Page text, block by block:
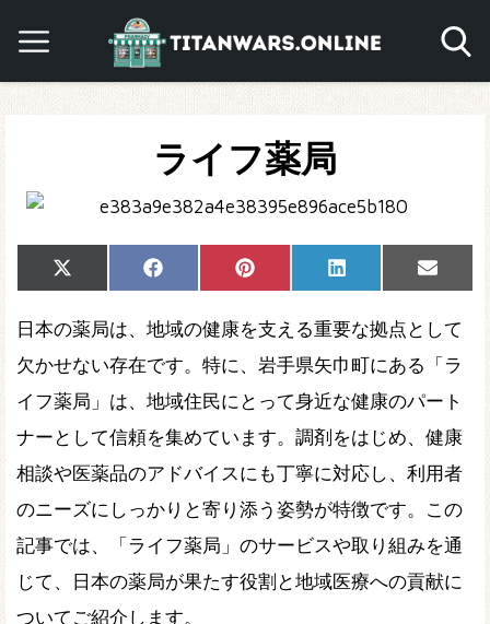
ライフ薬局
Share
on
X
(Twitter)
Share
on
Facebook Share
on
Pinterest Share
on
LinkedIn
Share
on
Email
日本の薬局は、地域の健康を支える重要な拠点として
欠かせない存在です。特に、岩手県矢巾町にある「ラ
イフ薬局」は、地域住民にとって身近な健康のパート
ナーとして信頼を集めています。調剤をはじめ、健康
相談や医薬品のアドバイスにも丁寧に対応し、利用者
のニーズにしっかりと寄り添う姿勢が特徴です。この
記事では、「ライフ薬局」のサービスや取り組みを通
じて、日本の薬局が果たす役割と地域医療への貢献に
ついてご紹介します。